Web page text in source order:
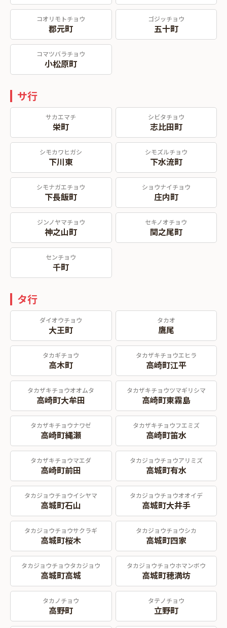
コオリモトチョウ
郡元町
ゴジッチョウ
五十町
コマツバラチョウ
小松原町
サ行
サカエマチ
栄町
シビタチョウ
志比田町
シモカワヒガシ
下川東
シモズルチョウ
下水流町
シモナガエチョウ
下長飯町
ショウナイチョウ
庄内町
ジンノヤマチョウ
神之山町
セキノオチョウ
関之尾町
センチョウ
千町
タ行
ダイオウチョウ
大王町
タカオ
鷹尾
タカギチョウ
高木町
タカザキチョウエヒラ
高崎町江平
タカザキチョウオオムタ
高崎町大牟田
タカザキチョウツマギリシマ
高崎町東霧島
タカザキチョウナワゼ
高崎町縄瀬
タカザキチョウフエミズ
高崎町笛水
タカザキチョウマエダ
高崎町前田
タカジョウチョウアリミズ
高城町有水
タカジョウチョウイシヤマ
高城町石山
タカジョウチョウオオイデ
高城町大井手
タカジョウチョウサクラギ
高城町桜木
タカジョウチョウシカ
高城町四家
タカジョウチョウタカジョウ
高城町高城
タカジョウチョウホマンボウ
高城町穂満坊
タカノチョウ
高野町
タテノチョウ
立野町